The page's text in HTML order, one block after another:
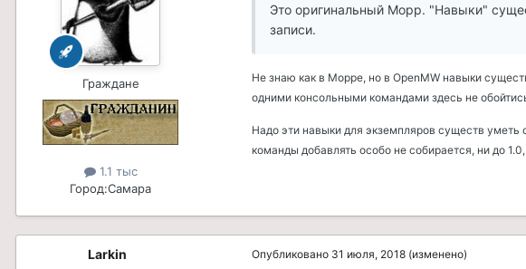
Граждане
1.1 тыс
Город:Самара
Это оригинальный Морр. "Навыки"
записи.
Не знаю как в Морре, но в OpenMW навыки
одними консольными командами здесь не
Надо эти навыки для экземпляров существ уметь
команды добавлять особо не собирается, ни до
Larkin Опубликовано 31 июля, 2018 (изменено)